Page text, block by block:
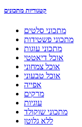
קטגוריות מתכונים
מתכוני סלטים
מתכוני פשטידות
מתכוני עוגות
אוכל דיאטטי
אוכל צמחוני
אוכל טבעוני
אפייה
מרקים
עוגיות
מתכוני שוקולד
ללא גלוטן